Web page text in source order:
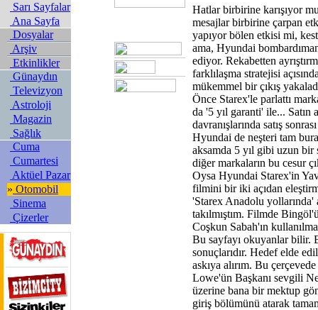
Sarı Sayfalar
Ana Sayfa
Dosyalar
Arşiv
Etkinlikler
Günaydın
Televizyon
Astroloji
Magazin
Sağlık
Cuma
Cumartesi
Aktüel Pazar
» Otomobil
Sinema
Çizerler
Hatlar birbirine karışıyor
mesajlar birbirine çarpan
yapıyor bölen etkisi mi,
ama, Hyundai
ediyor. Rekabetten
farklılaşma stratejisi
mükemmel bir çıkış
Önce Starex'le parlattı
da '5 yıl garanti' ile... Satın
davranışlarında satış
Hyundai de neşteri tam
aksamda 5 yıl gibi uzun bir
diğer markaların bu cesur
Oysa Hyundai Starex'in
filmini bir iki açıdan
'Starex Anadolu yollarında'
takılmıştım. Filmde
Coşkun Sabah'ın
Bu sayfayı okuyanlar bilir.
sonuçlarıdır. Hedef elde
askıya alırım. Bu
Lowe'ün Başkanı sevgili
üzerine bana bir mektup
giriş bölümünü atarak